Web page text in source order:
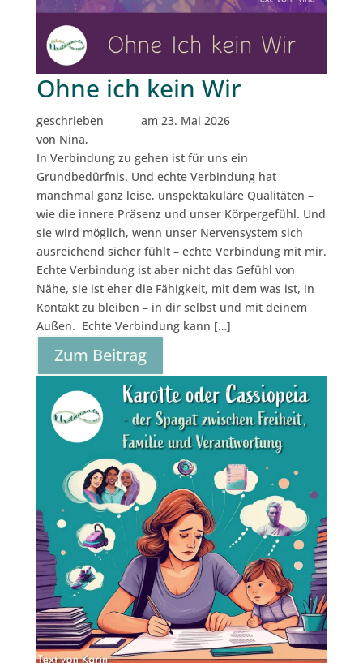
Ohne ich kein Wir
geschrieben
von Nina,
am 23. Mai 2026
In Verbindung zu gehen ist für uns ein
Grundbedürfnis. Und echte Verbindung hat
manchmal ganz leise, unspektakuläre Qualitäten –
wie die innere Präsenz und unser Körpergefühl. Und
sie wird möglich, wenn unser Nervensystem sich
ausreichend sicher fühlt – echte Verbindung mit mir.
Echte Verbindung ist aber nicht das Gefühl von
Nähe, sie ist eher die Fähigkeit, mit dem was ist, in
Kontakt zu bleiben – in dir selbst und mit deinem
Außen. Echte Verbindung kann […]
Zum Beitrag